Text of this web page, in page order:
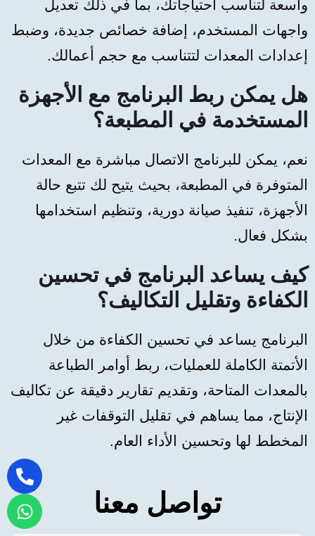
واسعة لتناسب احتياجاتك، بما في ذلك تعديل
واجهات المستخدم، إضافة خصائص جديدة، وضبط
إعدادات المعدات لتتناسب مع حجم أعمالك.
هل يمكن ربط البرنامج مع الأجهزة
المستخدمة في المطبعة؟
نعم، يمكن للبرنامج الاتصال مباشرة مع المعدات
المتوفرة في المطبعة، بحيث يتيح لك تتبع حالة
الأجهزة، تنفيذ صيانة دورية، وتنظيم استخدامها
بشكل فعال.
كيف يساعد البرنامج في تحسين
الكفاءة وتقليل التكاليف؟
البرنامج يساعد في تحسين الكفاءة من خلال
الأتمتة الكاملة للعمليات، ربط أوامر الطباعة
بالمعدات المتاحة، وتقديم تقارير دقيقة عن تكاليف
الإنتاج، مما يساهم في تقليل التوقفات غير
المخطط لها وتحسين الأداء العام.
تواصل معنا